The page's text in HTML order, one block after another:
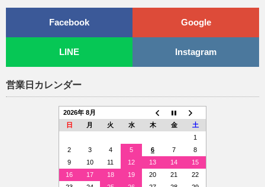
Facebook Google
LINE Instagram
営業日カレンダー
2026年 8月
日
月 火 水 木 金
土
1
2
3 4 5 6 7
8
9
10 11 12 13 14
15
16
17 18 19 20 21
22